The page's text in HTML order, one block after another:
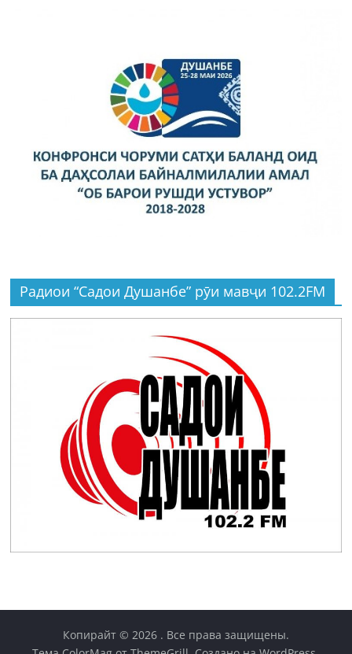
Радиои “Садои Душанбе” рӯи мавҷи 102.2FM
Копирайт © 2026 . Все права защищены.